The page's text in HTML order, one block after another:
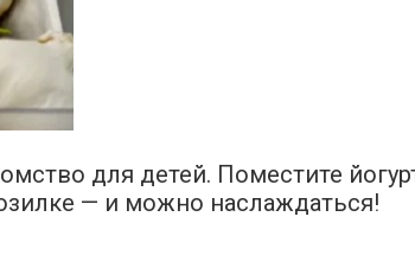
для детей. Поместите
— и можно наслаждаться!